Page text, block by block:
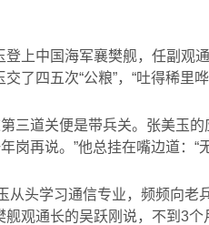
上中国海军襄樊舰，任副观
四五次“公粮”，“吐得稀里哗
三道关便是带兵关。张美玉
岗再说。”他总挂在嘴边道：“
从头学习通信专业，频频向
观通长的吴跃刚说，不到 3个